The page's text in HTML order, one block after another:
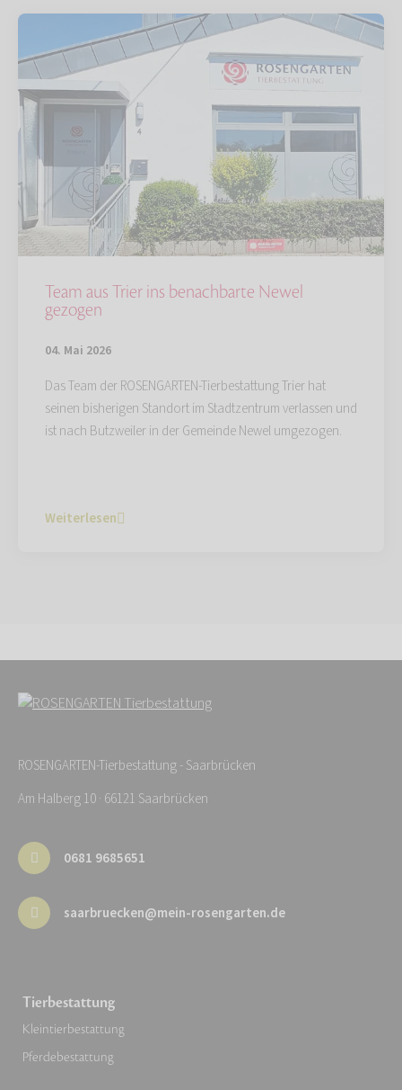
Team aus Trier ins benachbarte Newel
gezogen
04. Mai 2026
Das Team der ROSENGARTEN-Tierbestattung Trier hat
seinen bisherigen Standort im Stadtzentrum verlassen und
ist nach Butzweiler in der Gemeinde Newel umgezogen.
Weiterlesen
ROSENGARTEN-Tierbestattung - Saarbrücken
Am Halberg 10 · 66121 Saarbrücken
0681 9685651
saarbruecken@mein-rosengarten.de
Tierbestattung
Kleintierbestattung
Pferdebestattung